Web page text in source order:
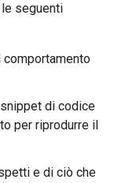
seguenti
di codice
per riprodurre il
e di ciò che